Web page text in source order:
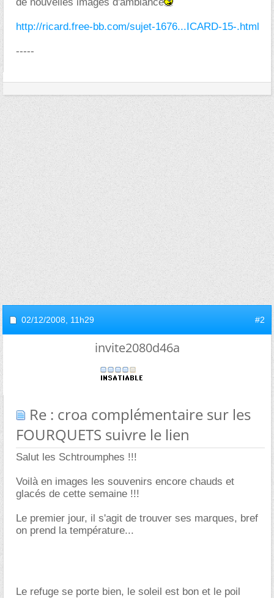
http://ricard.free-bb.com/sujet-1676...ICARD-15-.html
-----
02/12/2008, 11h29 #2
invite2080d46a
Re : croa complémentaire sur les
FOURQUETS suivre le lien
Salut les Schtroumphes !!!
Voilà en images les souvenirs encore chauds et
glacés de cette semaine !!!
Le premier jour, il s'agit de trouver ses marques, bref
on prend la température...
Le refuge se porte bien, le soleil est bon et le poil